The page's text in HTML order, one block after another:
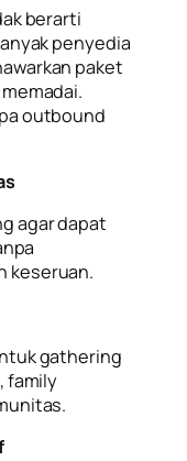
berarti
penyedia
paket
outbound
agar dapat
keseruan.
gathering
family